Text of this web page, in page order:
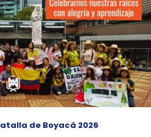
de Boyacá 2026